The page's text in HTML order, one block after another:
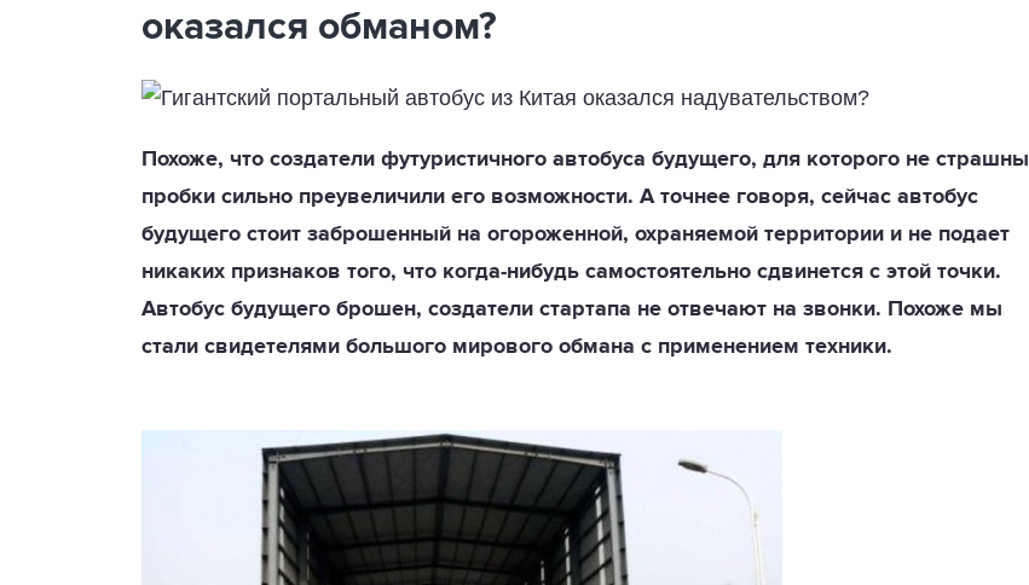
оказался обманом?
Похоже, что создатели футуристичного автобуса будущего, для которого не страшны
пробки сильно преувеличили его возможности. А точнее говоря, сейчас автобус
будущего стоит заброшенный на огороженной, охраняемой территории и не подает
никаких признаков того, что когда-нибудь самостоятельно сдвинется с этой точки.
Автобус будущего брошен, создатели стартапа не отвечают на звонки. Похоже мы
стали свидетелями большого мирового обмана с применением техники.